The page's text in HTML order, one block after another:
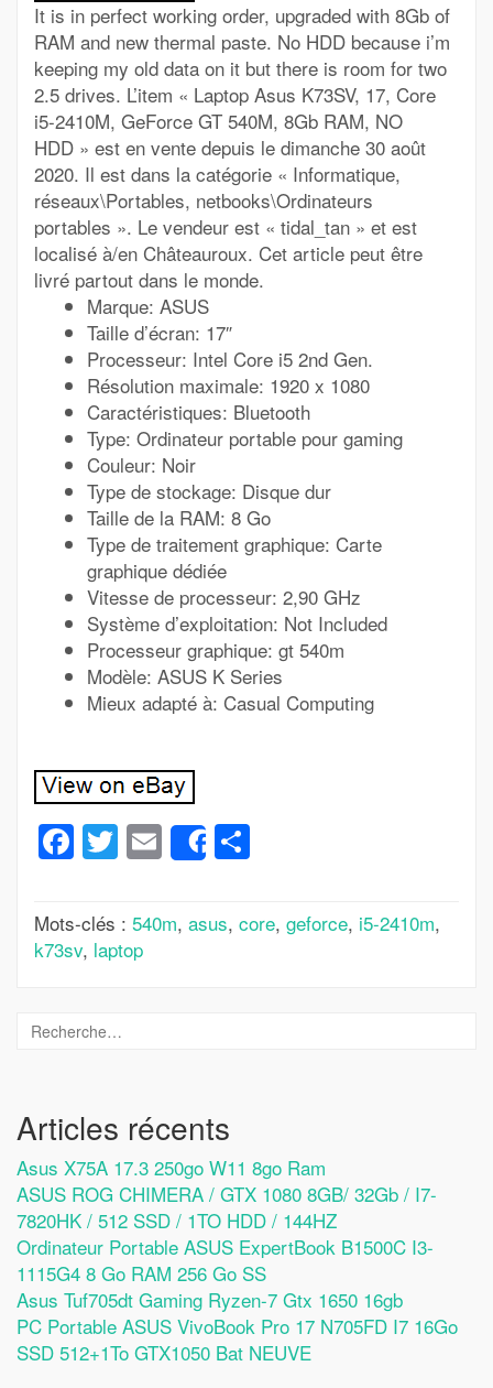
It is in perfect working order, upgraded with 8Gb of
RAM and new thermal paste. No HDD because i’m
keeping my old data on it but there is room for two
2.5 drives. L’item « Laptop Asus K73SV, 17, Core
i5-2410M, GeForce GT 540M, 8Gb RAM, NO
HDD » est en vente depuis le dimanche 30 août
2020. Il est dans la catégorie « Informatique,
réseaux\Portables, netbooks\Ordinateurs
portables ». Le vendeur est « tidal_tan » et est
localisé à/en Châteauroux. Cet article peut être
livré partout dans le monde.
Marque: ASUS
Taille d’écran: 17″
Processeur: Intel Core i5 2nd Gen.
Résolution maximale: 1920 x 1080
Caractéristiques: Bluetooth
Type: Ordinateur portable pour gaming
Couleur: Noir
Type de stockage: Disque dur
Taille de la RAM: 8 Go
Type de traitement graphique: Carte
graphique dédiée
Vitesse de processeur: 2,90 GHz
Système d’exploitation: Not Included
Processeur graphique: gt 540m
Modèle: ASUS K Series
Mieux adapté à: Casual Computing
Facebook
Twitter
Email
Share
Mots-clés : 540m, asus, core, geforce, i5-2410m,
k73sv, laptop
Articles récents
Asus X75A 17.3 250go W11 8go Ram
ASUS ROG CHIMERA / GTX 1080 8GB/ 32Gb / I7-
7820HK / 512 SSD / 1TO HDD / 144HZ
Ordinateur Portable ASUS ExpertBook B1500C I3-
1115G4 8 Go RAM 256 Go SS
Asus Tuf705dt Gaming Ryzen-7 Gtx 1650 16gb
PC Portable ASUS VivoBook Pro 17 N705FD I7 16Go
SSD 512+1To GTX1050 Bat NEUVE